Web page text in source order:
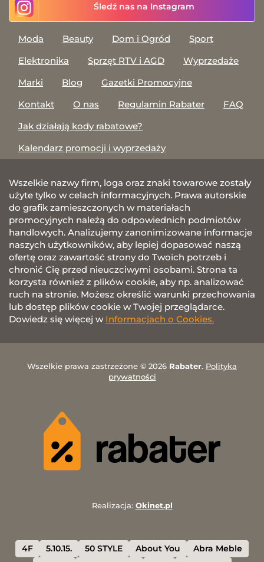
Śledź nas na Instagram
Moda Beauty Dom i Ogród
Sport
Elektronika
Sprzęt RTV i AGD
Wyprzedaże
Marki
Blog
Gazetki Promocyjne
Kontakt
O nas Regulamin Rabater
FAQ
Jak działają kody rabatowe?
Kalendarz promocji i wyprzedaży
Wszelkie nazwy firm, loga oraz znaki towarowe zostały
użyte tylko w celach informacyjnych. Prawa autorskie
do grafik zamieszczonych w materiałach
promocyjnych należą do odpowiednich podmiotów
handlowych. Analizujemy zanonimizowane informacje
naszych użytkowników, aby lepiej dopasować naszą
ofertę oraz zawartość strony do Twoich potrzeb i
chronić Cię przed nieuczciwymi osobami. Strona ta
korzysta również z plików cookie, aby np. analizować
ruch na stronie. Możesz określić warunki przechowania
lub dostęp plików cookie w Twojej przeglądarce.
Dowiedz się więcej w Informacjach o Cookies.
Wszelkie prawa zastrzeżone © 2026 Rabater. Polityka
prywatności
Realizacja: Okinet.pl
4F 5.10.15. 50 STYLE About You
Abra Meble